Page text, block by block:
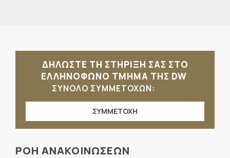
ΔΗΛΩΣΤΕ ΤΗ ΣΤΗΡΙΞΗ ΣΑΣ ΣΤΟ
ΕΛΛΗΝΟΦΩΝΟ ΤΜΗΜΑ ΤΗΣ DW
ΣΥΝΟΛΟ ΣΥΜΜΕΤΟΧΩΝ:
ΣΥΜΜΕΤΟΧΗ
ΡΟΗ ΑΝΑΚΟΙΝΩΣΕΩΝ